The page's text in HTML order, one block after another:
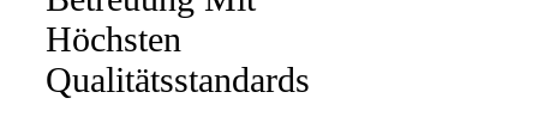
Höchsten
Qualitätsstandards